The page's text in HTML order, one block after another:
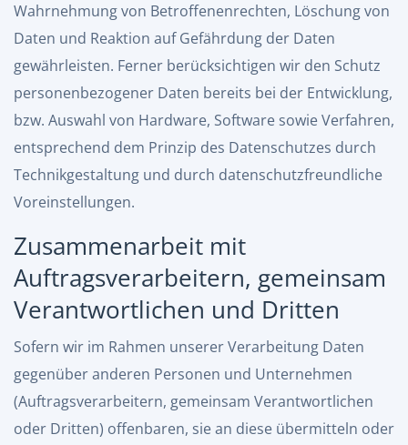
Wahrnehmung von Betroffenenrechten, Löschung von
Daten und Reaktion auf Gefährdung der Daten
gewährleisten. Ferner berücksichtigen wir den Schutz
personenbezogener Daten bereits bei der Entwicklung,
bzw. Auswahl von Hardware, Software sowie Verfahren,
entsprechend dem Prinzip des Datenschutzes durch
Technikgestaltung und durch datenschutzfreundliche
Voreinstellungen.
Zusammenarbeit mit
Auftragsverarbeitern, gemeinsam
Verantwortlichen und Dritten
Sofern wir im Rahmen unserer Verarbeitung Daten
gegenüber anderen Personen und Unternehmen
(Auftragsverarbeitern, gemeinsam Verantwortlichen
oder Dritten) offenbaren, sie an diese übermitteln oder